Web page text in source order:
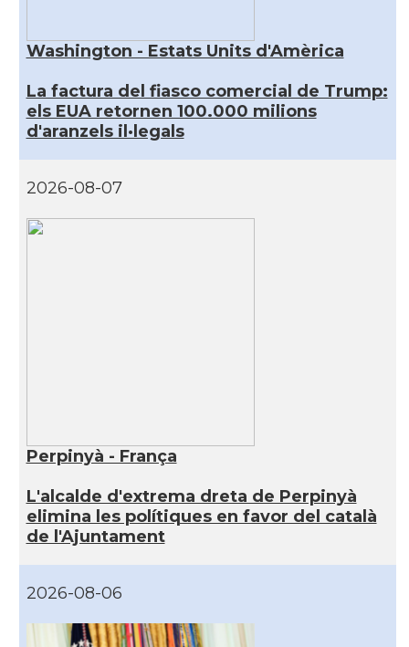
Washington - Estats Units d'Amèrica
La factura del fiasco comercial de Trump:
els EUA retornen 100.000 milions
d'aranzels il·legals
2026-08-07
Perpinyà - França
L'alcalde d'extrema dreta de Perpinyà
elimina les polítiques en favor del català
de l'Ajuntament
2026-08-06